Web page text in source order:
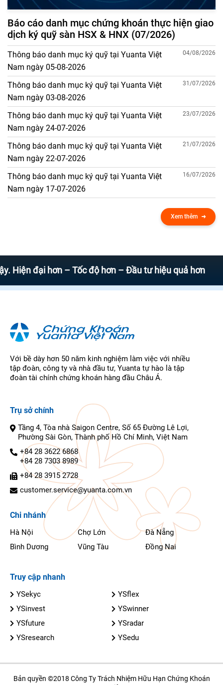
Báo cáo danh mục chứng khoán thực hiện giao
dịch ký quỹ sàn HSX & HNX (07/2026)
Thông báo danh mục ký quỹ tại Yuanta Việt
Nam ngày 05-08-2026
04/08/2026
Thông báo danh mục ký quỹ tại Yuanta Việt
Nam ngày 03-08-2026
31/07/2026
Thông báo danh mục ký quỹ tại Yuanta Việt
Nam ngày 24-07-2026
23/07/2026
Thông báo danh mục ký quỹ tại Yuanta Việt
Nam ngày 22-07-2026
21/07/2026
Thông báo danh mục ký quỹ tại Yuanta Việt
Nam ngày 17-07-2026
16/07/2026
Xem thêm
hơn – Tốc độ hơn – Đầu tư hiệu quả hơn
Với bề dày hơn 50 năm kinh nghiệm làm việc với nhiều
tập đoàn, công ty và nhà đầu tư, Yuanta tự hào là tập
đoàn tài chính chứng khoán hàng đầu Châu Á.
Trụ sở chính
Tầng 4, Tòa nhà Saigon Centre, Số 65 Đường Lê Lợi,
Phường Sài Gòn, Thành phố Hồ Chí Minh, Việt Nam
+84 28 3622 6868
+84 28 7303 8989
+84 28 3915 2728
customer.service@yuanta.com.vn
Chi nhánh
Hà Nội Chợ Lớn
Đà Nẵng
Bình Dương
Vũng Tàu Đồng Nai
Truy cập nhanh
YSekyc
YSflex
YSinvest
YSwinner
YSfuture
YSradar
YSresearch
YSedu
Bản quyền ©2018 Công Ty Trách Nhiệm Hữu Hạn Chứng Khoán